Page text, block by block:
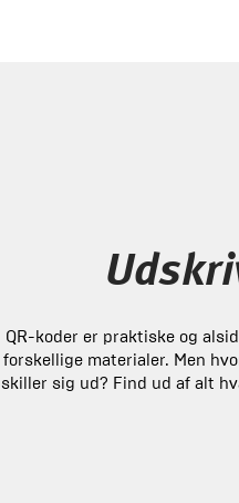
QR-koder er praktiske og
forskellige materialer. Men
skiller sig ud? Find ud af alt